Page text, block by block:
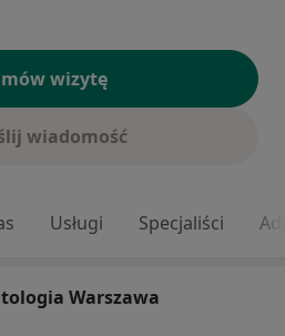
wizytę
wiadomość
Usługi Specjaliści
Warszawa